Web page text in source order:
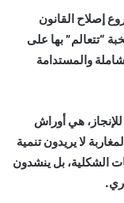
إصلاح القانون
“تتعالم” بها على
والمستدامة
هي أوراش
لا يريدون تنمية
الشكلية، بل ينشدون